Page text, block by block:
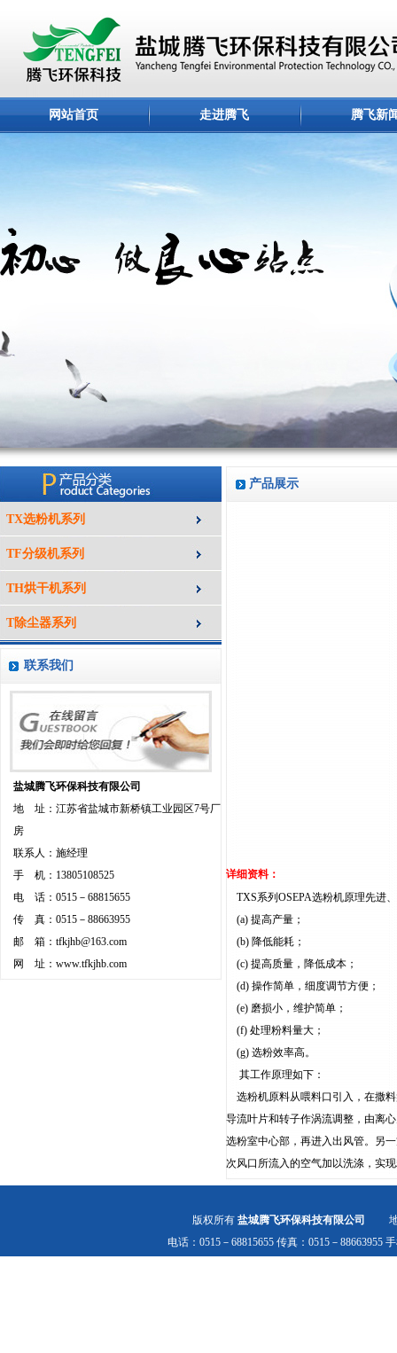
网站首页 走进腾飞 腾飞新
TX选粉机系列
TF分级机系列
TH烘干机系列
T除尘器系列
联系我们
盐城腾飞环保科技有限公司
地 址：江苏省盐城市新桥镇工业园区7号厂
房
联系人：施经理
手 机：13805108525
电 话：0515－68815655
传 真：0515－88663955
邮 箱： tfkjhb@163.com
网 址： www.tfkjhb.com
产品展示
详细资料：
TXS系列OSEPA选粉机原理先进
(a) 提高产量；
(b) 降低能耗；
(c) 提高质量，降低成本；
(d) 操作简单，细度调节方便；
(e) 磨损小，维护简单；
(f) 处理粉料量大；
(g) 选粉效率高。
其工作原理如下：
选粉机原料从喂料口引入，在撒
导流叶片和转子作涡流调整，由离
选粉室中心部，再进入出风管。另
次风口所流入的空气加以洗涤，实
版权所有 盐城腾飞环保科技有限公司
地址
电话：0515－68815655 传真：0515－88663955